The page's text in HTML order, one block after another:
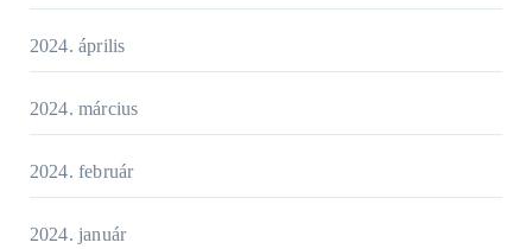
2024. április
2024. március
2024. február
2024. január